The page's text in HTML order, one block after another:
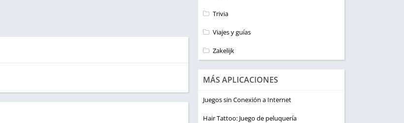
Trivia
Viajes y guías
Zakelijk
MÁS APLICACIONES
Juegos sin Conexión a Internet
Hair Tattoo: Juego de peluquería